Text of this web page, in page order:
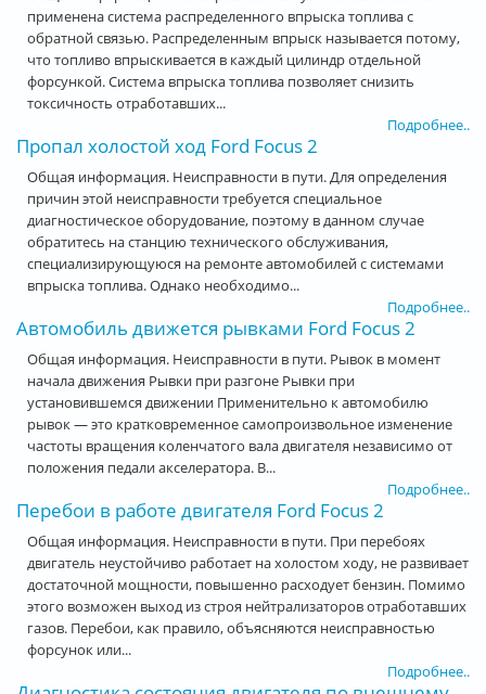
применена система распределенного впрыска топлива с
обратной связью. Распределенным впрыск называется потому,
что топливо впрыскивается в каждый цилиндр отдельной
форсункой. Система впрыска топлива позволяет снизить
токсичность отработавших...
Подробнее..
Пропал холостой ход Ford Focus 2
Общая информация. Неисправности в пути. Для определения
причин этой неисправности требуется специальное
диагностическое оборудование, поэтому в данном случае
обратитесь на станцию технического обслуживания,
специализирующуюся на ремонте автомобилей с системами
впрыска топлива. Однако необходимо...
Подробнее..
Автомобиль движется рывками Ford Focus 2
Общая информация. Неисправности в пути. Рывок в момент
начала движения Рывки при разгоне Рывки при
установившемся движении Применительно к автомобилю
рывок — это кратковременное самопроизвольное изменение
частоты вращения коленчатого вала двигателя независимо от
положения педали акселератора. В...
Подробнее..
Перебои в работе двигателя Ford Focus 2
Общая информация. Неисправности в пути. При перебоях
двигатель неустойчиво работает на холостом ходу, не развивает
достаточной мощности, повышенно расходует бензин. Помимо
этого возможен выход из строя нейтрализаторов отработавших
газов. Перебои, как правило, объясняются неисправностью
форсунок или...
Подробнее..